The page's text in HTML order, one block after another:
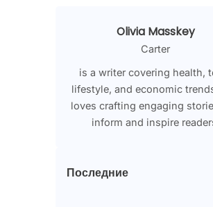
Olivia Masskey
Carter
is a writer covering health,
lifestyle, and economic
loves crafting engaging
inform and inspire
Последние